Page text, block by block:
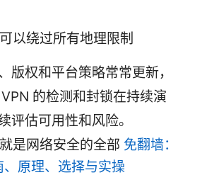
以绕过所有地理限制
版权和平台策略常常更新，
的检测和封锁在持续演
评估可用性和风险。
是网络安全的全部 免翻墙：
原理、选择与实操